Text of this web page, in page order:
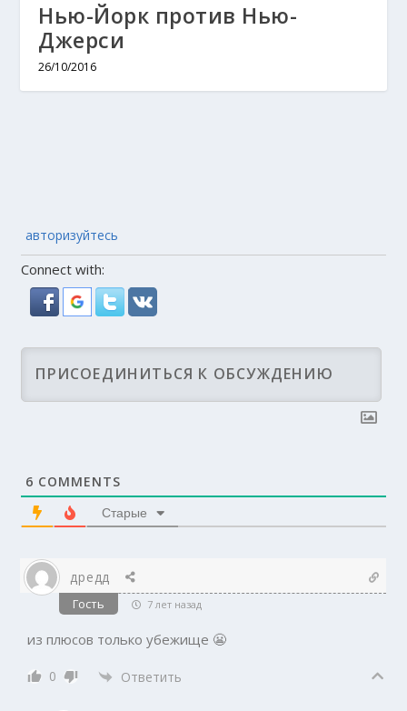
Нью-Йорк против Нью-
Джерси
26/10/2016
авторизуйтесь
Connect with:
6 COMMENTS
Старые
дредд
Гость 7 лет назад
из плюсов только убежище 😬
0 Ответить